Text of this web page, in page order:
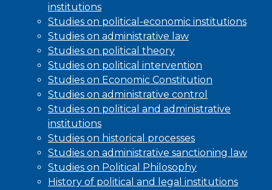
institutions
Studies on political-economic institutions
Studies on administrative law
Studies on political theory
Studies on political intervention
Studies on Economic Constitution
Studies on administrative control
Studies on political and administrative
institutions
Studies on historical processes
Studies on administrative sanctioning law
Studies on Political Philosophy
History of political and legal institutions